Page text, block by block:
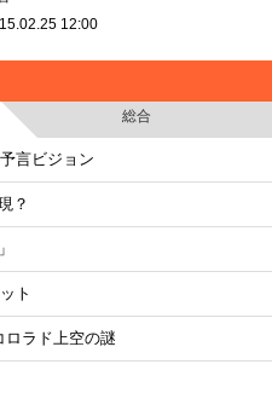
12:00
総合
言ビジョン
？
ト
ロラド上空の謎